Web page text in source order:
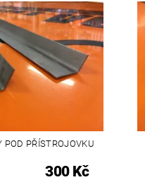
POD PŘÍSTROJOVKU
300 Kč